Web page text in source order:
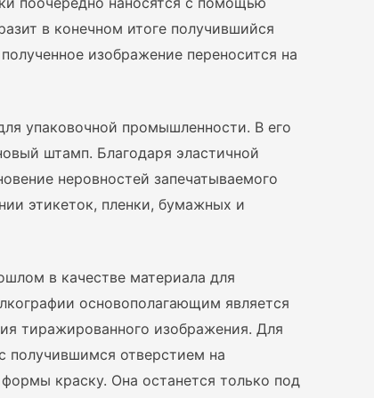
в конечном итоге получившийся
изображение переносится на
упаковочной промышленности. В его
штамп. Благодаря эластичной
неровностей запечатываемого
этикеток, пленки, бумажных и
в качестве материала для
основополагающим является
тиражированного изображения. Для
получившимся отверстием на
краску. Она останется только под